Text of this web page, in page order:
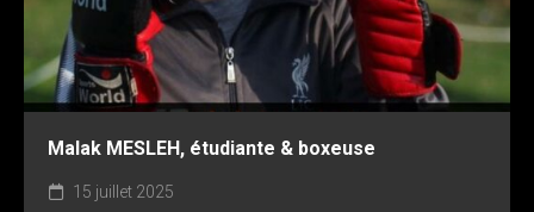
Malak MESLEH, étudiante & boxeuse
15 juillet 2025